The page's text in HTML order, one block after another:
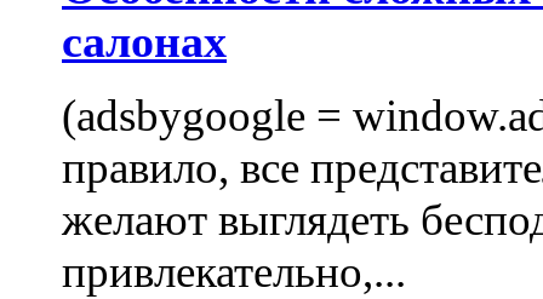
салонах
(adsbygoogle =
правило, все
желают выглядеть
привлекательно,...